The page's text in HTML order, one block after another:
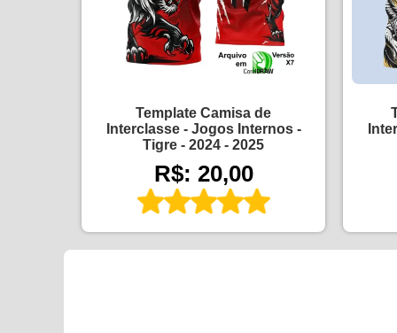
Template Camisa de
Interclasse - Jogos Internos -
Tigre - 2024 - 2025
R$: 20,00